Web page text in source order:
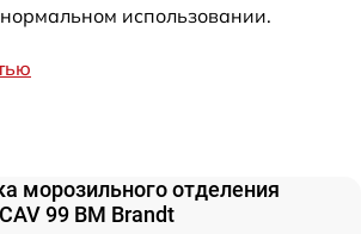
использовании.
морозильного отделения
99 BM Brandt